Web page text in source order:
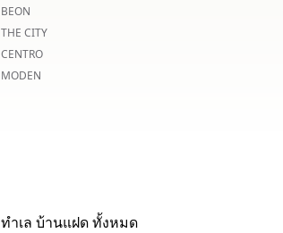
BEON
THE CITY
CENTRO
MODEN
ทำเล บ้านแฝด ทั้งหมด